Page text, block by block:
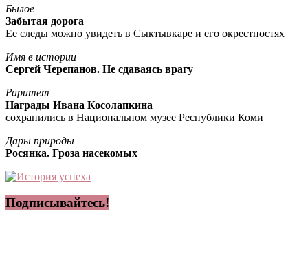
Былое
Забытая дорога
Ее следы можно увидеть в Сыктывкаре и его окрестностях
Имя в истории
Сергей Черепанов. Не сдаваясь врагу
Раритет
Награды Ивана Косолапкина
сохранились в Национальном музее Республики Коми
Дары природы
Росянка. Гроза насекомых
Подписывайтесь!